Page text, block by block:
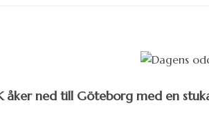
åker ned till Göteborg med en